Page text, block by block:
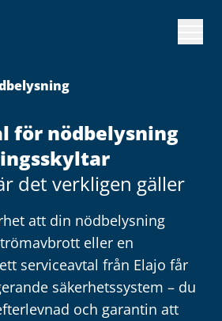
för nödbelysning
det verkligen gäller
att din nödbelysning
eller en
serviceavtal från Elajo får
säkerhetssystem – du
och garantin att